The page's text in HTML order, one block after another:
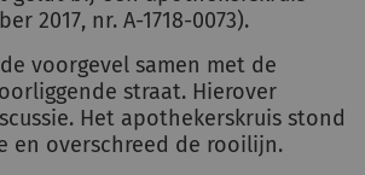
2017, nr. A-1718-0073).
voorgevel samen met de
straat. Hierover
Het apothekerskruis stond
en overschreed de rooilijn.